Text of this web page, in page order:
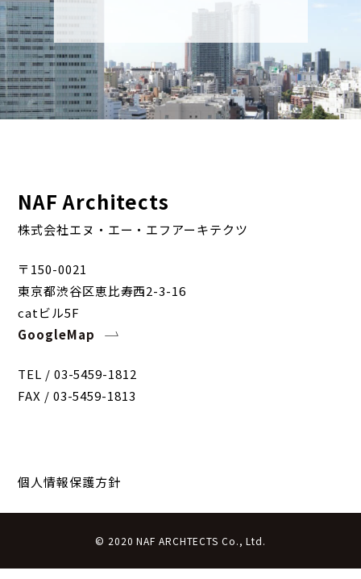
NAF Architects
株式会社エヌ・エー・エフアーキテクツ
〒150-0021
東京都渋谷区恵比寿西2-3-16
catビル5F
GoogleMap
TEL / 03-5459-1812
FAX / 03-5459-1813
個人情報保護方針
© 2020 NAF ARCHTECTS Co., Ltd.